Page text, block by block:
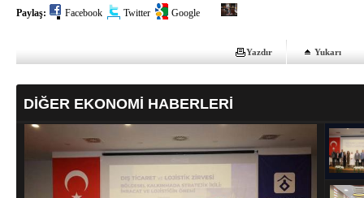
Paylaş: Facebook Twitter Google
Yazdır Yukarı
DİĞER EKONOMİ HABERLERİ